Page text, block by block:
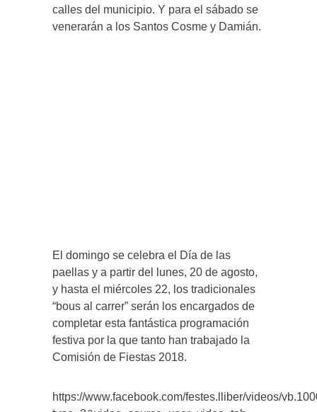
calles del municipio. Y para el sábado se
venerarán a los Santos Cosme y Damián.
El domingo se celebra el Día de las
paellas y a partir del lunes, 20 de agosto,
y hasta el miércoles 22, los tradicionales
“bous al carrer” serán los encargados de
completar esta fantástica programación
festiva por la que tanto han trabajado la
Comisión de Fiestas 2018.
https://www.facebook.com/festes.lliber/videos/